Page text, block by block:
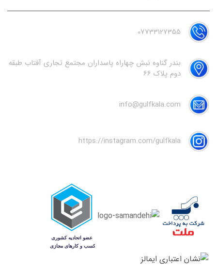
07733127355
بندر گناوه نبش چهاراه پاسداران مجتمع تجاری آفتاب طبقه
دوم پلاک 66
info@gulfkala.com
https://instagram.com/gulfkala